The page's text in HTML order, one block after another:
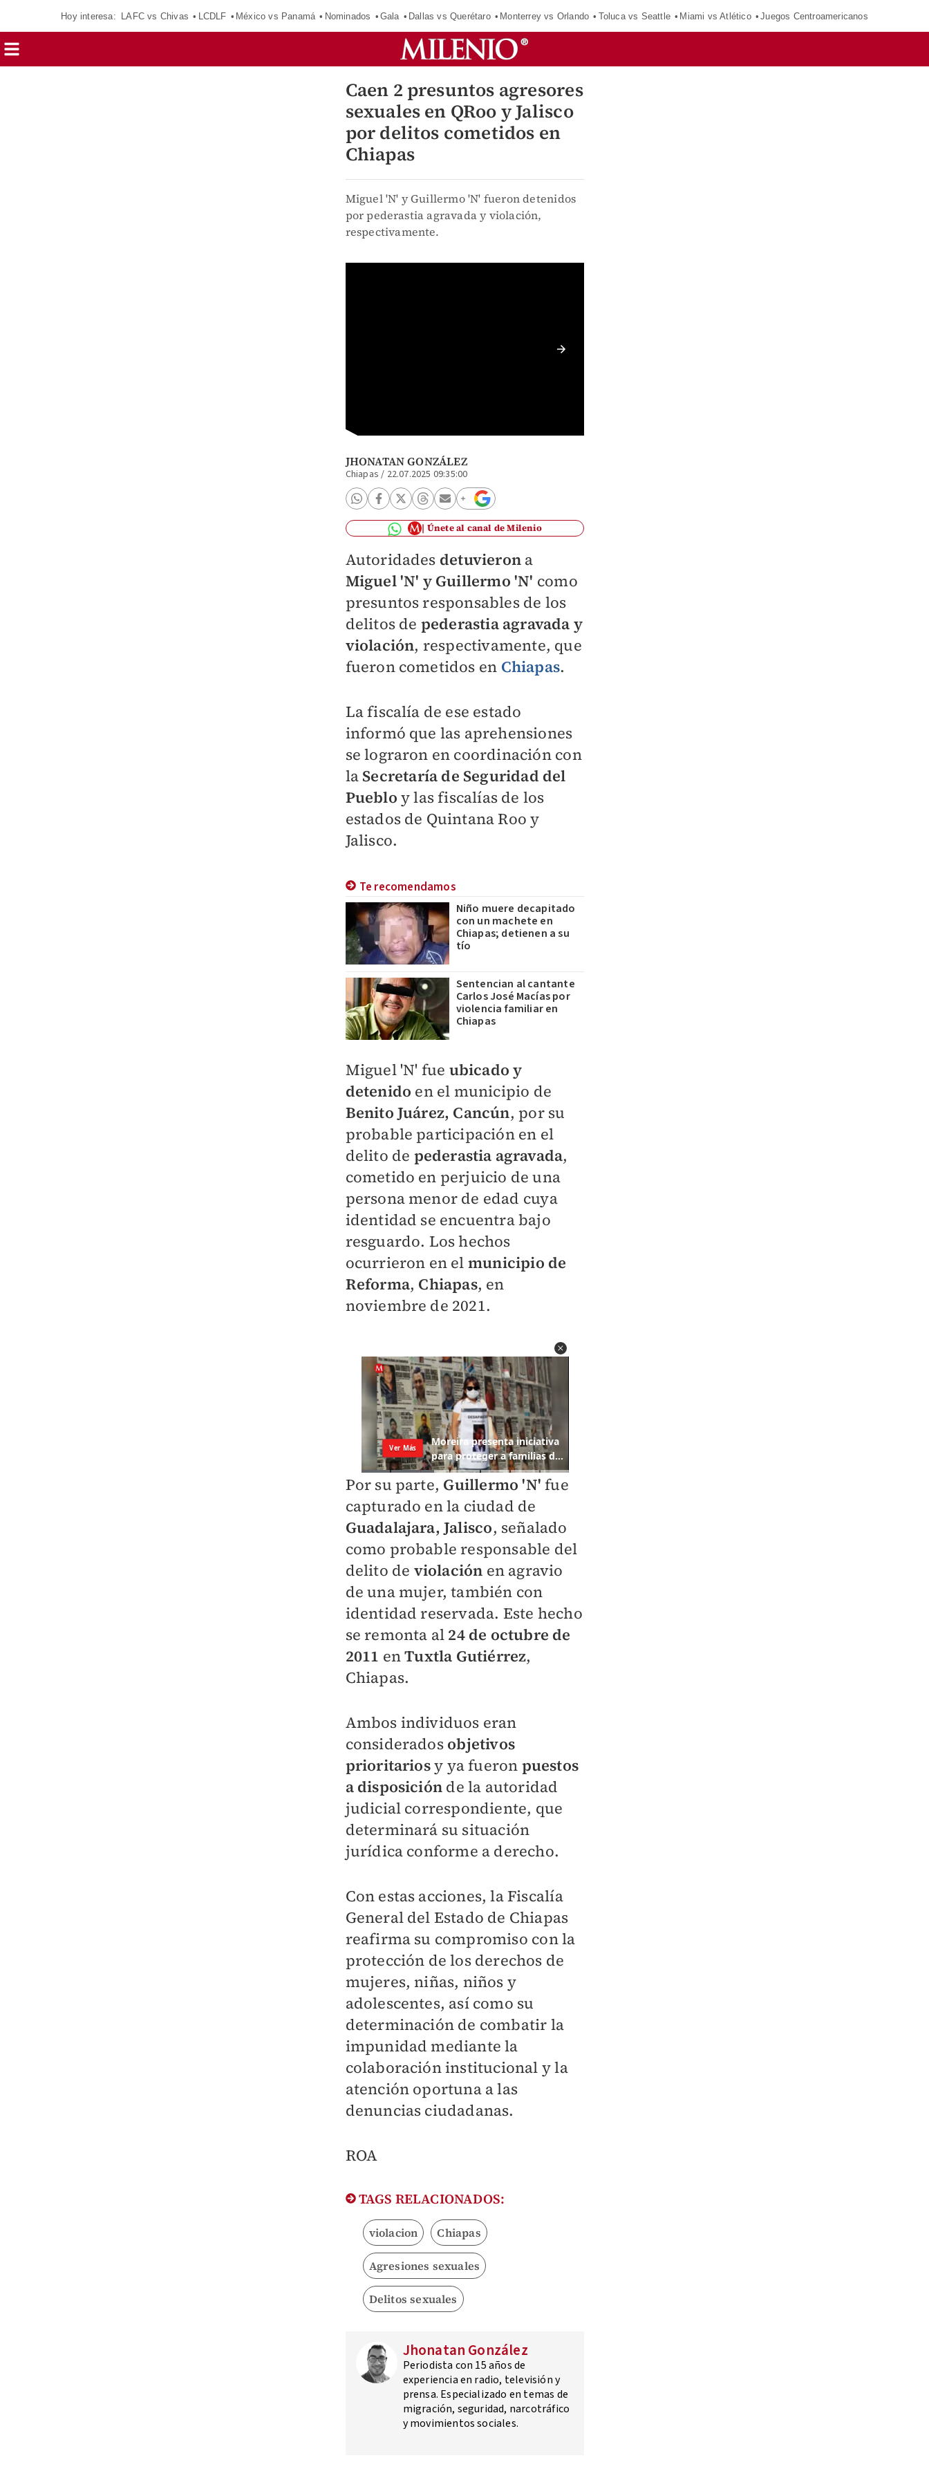
Hoy interesa: LAFC vs Chivas LCDLF México vs Panamá Nominados Gala Dallas vs Querétaro Monterrey vs Orlando Toluca vs Seattle Miami vs Atlético Juegos Centroamericanos
Caen 2 presuntos agresores
sexuales en QRoo y Jalisco
por delitos cometidos en
Chiapas
Miguel 'N' y Guillermo 'N' fueron detenidos
por pederastia agravada y violación,
respectivamente.
JHONATAN GONZÁLEZ
Chiapas / 22.07.2025 09:35:00
Únete al canal de Milenio
Autoridades detuvieron a
Miguel 'N' y Guillermo 'N' como
presuntos responsables de los
delitos de pederastia agravada y
violación, respectivamente, que
fueron cometidos en Chiapas.
La fiscalía de ese estado
informó que las aprehensiones
se lograron en coordinación con
la Secretaría de Seguridad del
Pueblo y las fiscalías de los
estados de Quintana Roo y
Jalisco.
Te recomendamos
Niño muere decapitado
con un machete en
Chiapas; detienen a su
tío
Sentencian al cantante
Carlos José Macías por
violencia familiar en
Chiapas
​Miguel 'N' fue ubicado y
detenido en el municipio de
Benito Juárez, Cancún, por su
probable participación en el
delito de pederastia agravada,
cometido en perjuicio de una
persona menor de edad cuya
identidad se encuentra bajo
resguardo. Los hechos
ocurrieron en el municipio de
Reforma, Chiapas, en
noviembre de 2021.
Por su parte, Guillermo 'N' fue
capturado en la ciudad de
Guadalajara, Jalisco, señalado
como probable responsable del
delito de violación en agravio
de una mujer, también con
identidad reservada. Este hecho
se remonta al 24 de octubre de
2011 enTuxtla Gutiérrez,
Chiapas.
Ambos individuos eran
considerados objetivos
prioritariosy ya fueron puestos
a disposición de la autoridad
judicial correspondiente, que
determinará su situación
jurídica conforme a derecho.
Con estas acciones, la Fiscalía
General del Estado de Chiapas
reafirma su compromiso con la
protección de los derechos de
mujeres, niñas, niños y
adolescentes, así como su
determinación de combatir la
impunidad mediante la
colaboración institucional y la
atención oportuna a las
denuncias ciudadanas.
ROA
TAGS RELACIONADOS:
violacion Chiapas
Agresiones sexuales
Delitos sexuales
Jhonatan González
Periodista con 15 años de
experiencia en radio, televisión y
prensa. Especializado en temas de
migración, seguridad, narcotráfico
y movimientos sociales.